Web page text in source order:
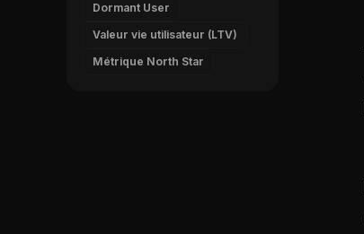
Dormant User
Valeur vie utilisateur (LTV)
Métrique North Star